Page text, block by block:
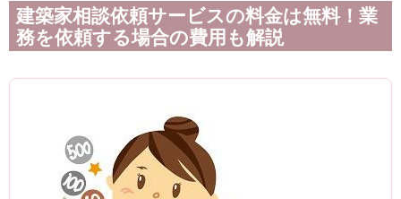
建築家相談依頼サービスの料金は無料！業
務を依頼する場合の費用も解説